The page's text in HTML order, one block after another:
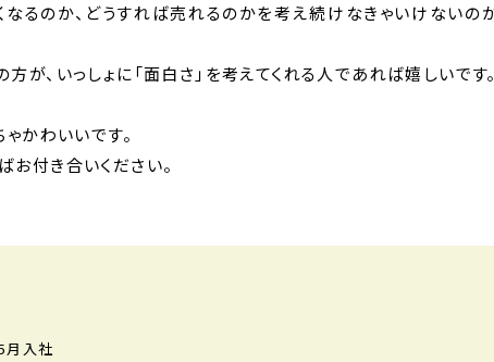
るのか、どうすれば売れるのかを考え続けなきゃいけないの
が、いっしょに「面白さ」を考えてくれる人であれば嬉しいです。
かわいいです。
付き合いください。
月入社